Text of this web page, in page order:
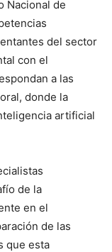
Nacional de
del sector
con el
a las
donde la
artificial
de la
en el
de las
que esta